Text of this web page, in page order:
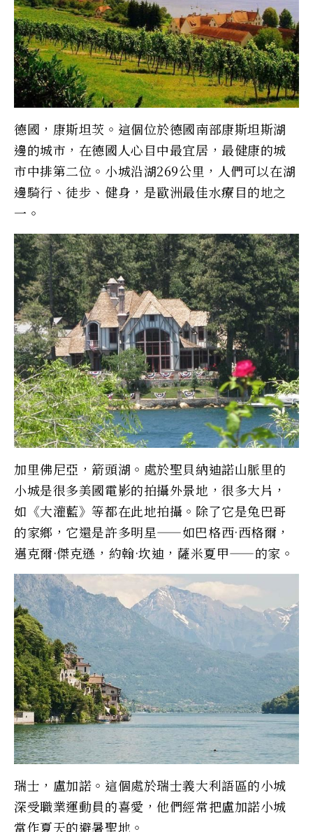
德國，康斯坦茨。這個位於德國南部康斯坦斯湖
邊的城市，在德國人心目中最宜居，最健康的城
市中排第二位。小城沿湖269公里，人們可以在湖
邊騎行、徒步、健身，是歐洲最佳水療目的地之
一。
加里佛尼亞，箭頭湖。處於聖貝納迪諾山脈里的
小城是很多美國電影的拍攝外景地，很多大片，
如《大灌藍》等都在此地拍攝。除了它是兔巴哥
的家鄉，它還是許多明星——如巴格西·西格爾，
邁克爾·傑克遜，約翰·坎迪，薩米夏甲——的家。
瑞士，盧加諾。這個處於瑞士義大利語區的小城
深受職業運動員的喜愛，他們經常把盧加諾小城
當作夏天的避暑聖地。